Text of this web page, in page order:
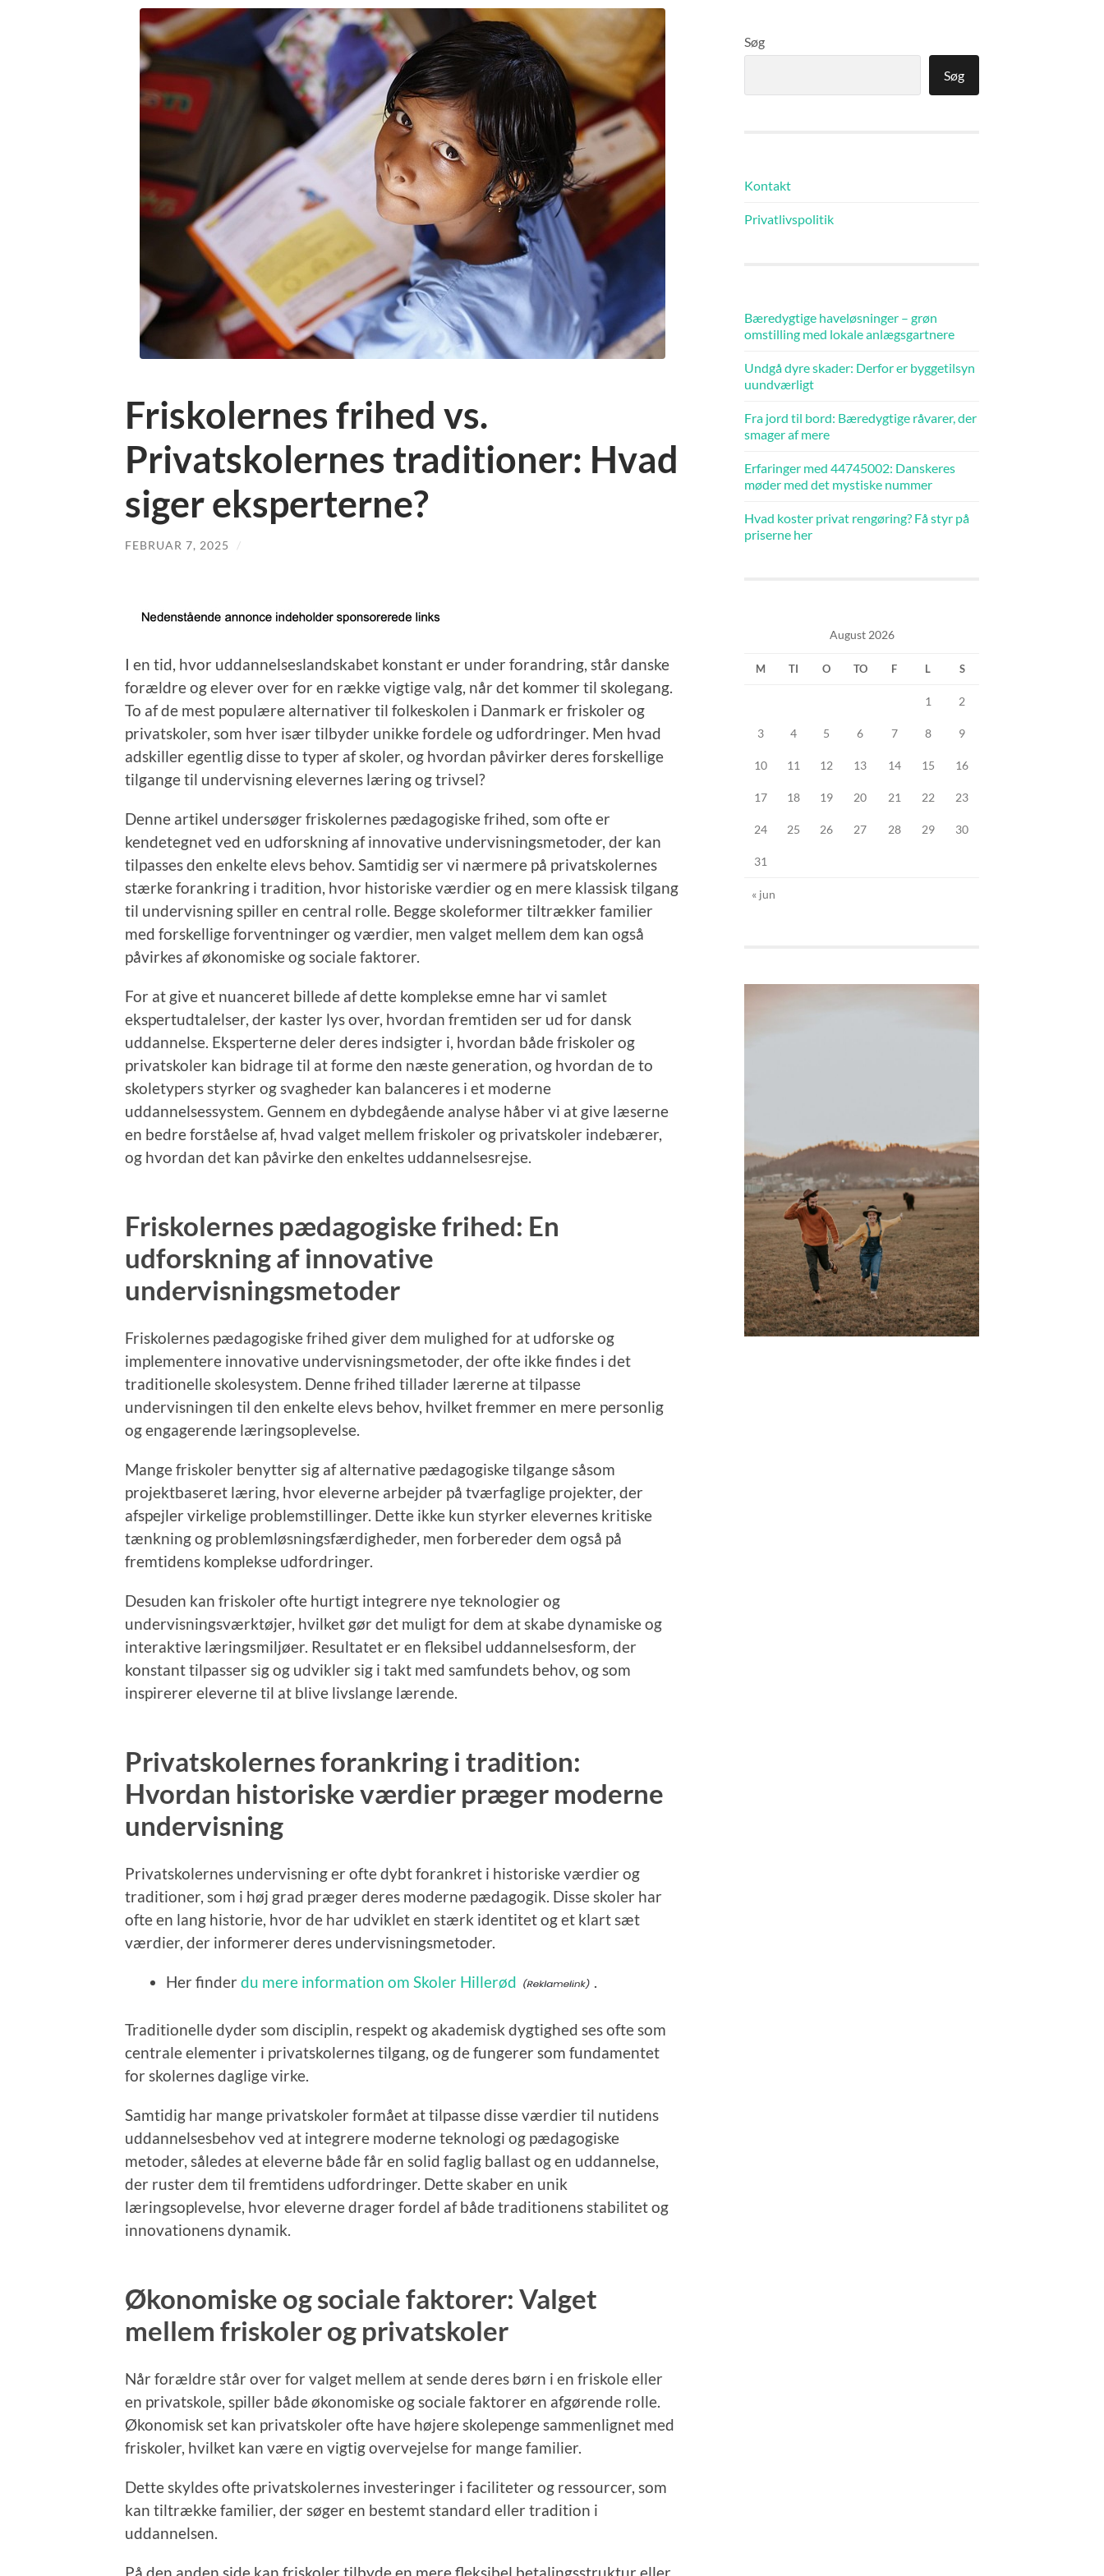
Friskolernes frihed vs.
Privatskolernes traditioner: Hvad
siger eksperterne?
FEBRUAR 7, 2025 /
I en tid, hvor uddannelseslandskabet konstant er under forandring, står danske
forældre og elever over for en række vigtige valg, når det kommer til skolegang.
To af de mest populære alternativer til folkeskolen i Danmark er friskoler og
privatskoler, som hver især tilbyder unikke fordele og udfordringer. Men hvad
adskiller egentlig disse to typer af skoler, og hvordan påvirker deres forskellige
tilgange til undervisning elevernes læring og trivsel?
Denne artikel undersøger friskolernes pædagogiske frihed, som ofte er
kendetegnet ved en udforskning af innovative undervisningsmetoder, der kan
tilpasses den enkelte elevs behov. Samtidig ser vi nærmere på privatskolernes
stærke forankring i tradition, hvor historiske værdier og en mere klassisk tilgang
til undervisning spiller en central rolle. Begge skoleformer tiltrækker familier
med forskellige forventninger og værdier, men valget mellem dem kan også
påvirkes af økonomiske og sociale faktorer.
For at give et nuanceret billede af dette komplekse emne har vi samlet
ekspertudtalelser, der kaster lys over, hvordan fremtiden ser ud for dansk
uddannelse. Eksperterne deler deres indsigter i, hvordan både friskoler og
privatskoler kan bidrage til at forme den næste generation, og hvordan de to
skoletypers styrker og svagheder kan balanceres i et moderne
uddannelsessystem. Gennem en dybdegående analyse håber vi at give læserne
en bedre forståelse af, hvad valget mellem friskoler og privatskoler indebærer,
og hvordan det kan påvirke den enkeltes uddannelsesrejse.
Friskolernes pædagogiske frihed: En
udforskning af innovative
undervisningsmetoder
Friskolernes pædagogiske frihed giver dem mulighed for at udforske og
implementere innovative undervisningsmetoder, der ofte ikke findes i det
traditionelle skolesystem. Denne frihed tillader lærerne at tilpasse
undervisningen til den enkelte elevs behov, hvilket fremmer en mere personlig
og engagerende læringsoplevelse.
Mange friskoler benytter sig af alternative pædagogiske tilgange såsom
projektbaseret læring, hvor eleverne arbejder på tværfaglige projekter, der
afspejler virkelige problemstillinger. Dette ikke kun styrker elevernes kritiske
tænkning og problemløsningsfærdigheder, men forbereder dem også på
fremtidens komplekse udfordringer.
Desuden kan friskoler ofte hurtigt integrere nye teknologier og
undervisningsværktøjer, hvilket gør det muligt for dem at skabe dynamiske og
interaktive læringsmiljøer. Resultatet er en fleksibel uddannelsesform, der
konstant tilpasser sig og udvikler sig i takt med samfundets behov, og som
inspirerer eleverne til at blive livslange lærende.
Privatskolernes forankring i tradition:
Hvordan historiske værdier præger moderne
undervisning
Privatskolernes undervisning er ofte dybt forankret i historiske værdier og
traditioner, som i høj grad præger deres moderne pædagogik. Disse skoler har
ofte en lang historie, hvor de har udviklet en stærk identitet og et klart sæt
værdier, der informerer deres undervisningsmetoder.
Her finder du mere information om Skoler Hillerød .
Traditionelle dyder som disciplin, respekt og akademisk dygtighed ses ofte som
centrale elementer i privatskolernes tilgang, og de fungerer som fundamentet
for skolernes daglige virke.
Samtidig har mange privatskoler formået at tilpasse disse værdier til nutidens
uddannelsesbehov ved at integrere moderne teknologi og pædagogiske
metoder, således at eleverne både får en solid faglig ballast og en uddannelse,
der ruster dem til fremtidens udfordringer. Dette skaber en unik
læringsoplevelse, hvor eleverne drager fordel af både traditionens stabilitet og
innovationens dynamik.
Økonomiske og sociale faktorer: Valget
mellem friskoler og privatskoler
Når forældre står over for valget mellem at sende deres børn i en friskole eller
en privatskole, spiller både økonomiske og sociale faktorer en afgørende rolle.
Økonomisk set kan privatskoler ofte have højere skolepenge sammenlignet med
friskoler, hvilket kan være en vigtig overvejelse for mange familier.
Dette skyldes ofte privatskolernes investeringer i faciliteter og ressourcer, som
kan tiltrække familier, der søger en bestemt standard eller tradition i
uddannelsen.
Søg
Søg
Kontakt
Privatlivspolitik
Bæredygtige haveløsninger – grøn
omstilling med lokale anlægsgartnere
Undgå dyre skader: Derfor er byggetilsyn
uundværligt
Fra jord til bord: Bæredygtige råvarer, der
smager af mere
Erfaringer med 44745002: Danskeres
møder med det mystiske nummer
Hvad koster privat rengøring? Få styr på
priserne her
August 2026
M TI O TO F L S
1 2
3 4 5 6 7 8 9
10 11 12 13 14 15 16
17 18 19 20 21 22 23
24 25 26 27 28 29 30
31
« jun